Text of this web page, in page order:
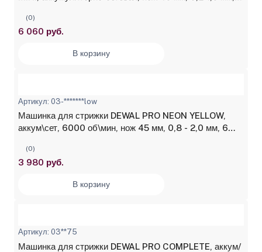
(0)
6 060 руб.
В корзину
Артикул: 03-*******low
Машинка для стрижки DEWAL PRO NEON YELLOW,
аккум\сет, 6000 об\мин, нож 45 мм, 0,8 - 2,0 мм, 6
(0)
3 980 руб.
В корзину
Артикул: 03**75
Машинка для стрижки DEWAL PRO COMPLETE, аккум/